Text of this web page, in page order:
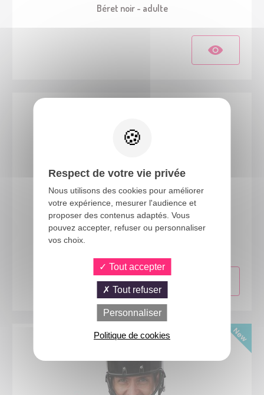
Béret noir - adulte
63550
Chapeau haut de forme à paillettes - adulte - or
Respect de votre vie privée
Nous utilisons des cookies pour améliorer
votre expérience, mesurer l'audience et
proposer des contenus adaptés. Vous
pouvez accepter, refuser ou personnaliser
vos choix.
Tout accepter
Tout refuser
Personnaliser
Politique de cookies